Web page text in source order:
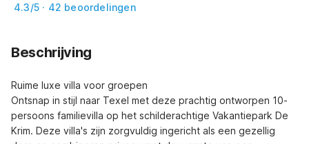
4.3/5 · 42 beoordelingen
Beschrijving
Ruime luxe villa voor groepen
Ontsnap in stijl naar Texel met deze prachtig ontworpen 10-
persoons familievilla op het schilderachtige Vakantiepark De
Krim. Deze villa's zijn zorgvuldig ingericht als een gezellig